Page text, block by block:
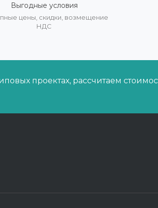
Выгодные условия
цены, скидки, возмещение
НДС
проектах, рассчитаем